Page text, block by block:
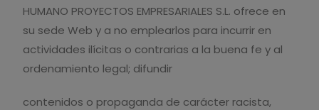
HUMANO PROYECTOS EMPRESARIALES S.L. ofrece en
su sede Web y a no emplearlos para incurrir en
actividades ilícitas o contrarias a la buena fe y al
ordenamiento legal; difundir
contenidos o propaganda de carácter racista,